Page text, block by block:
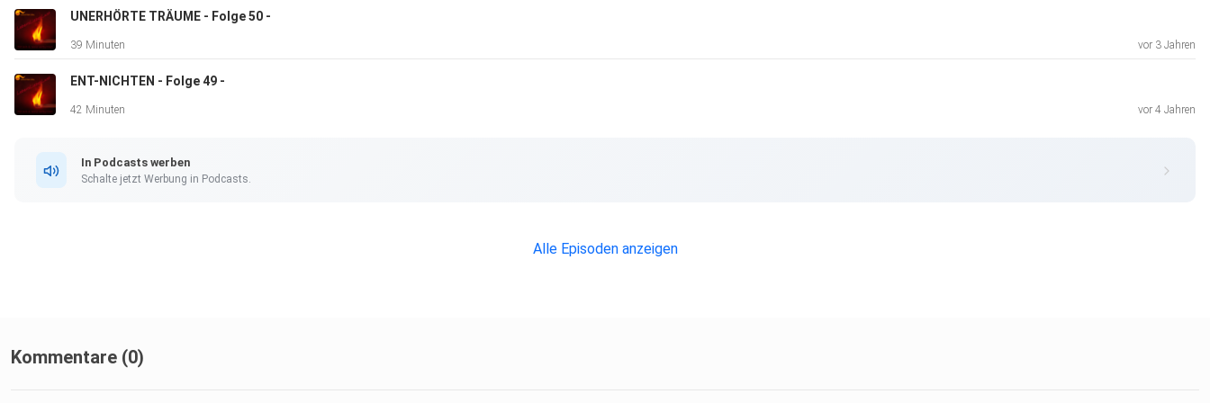
UNERHÖRTE TRÄUME - Folge 50 -
39 Minuten vor 3 Jahren
ENT-NICHTEN - Folge 49 -
42 Minuten vor 4 Jahren
In Podcasts werben
Schalte jetzt Werbung in Podcasts.
Alle Episoden anzeigen
Kommentare (0)